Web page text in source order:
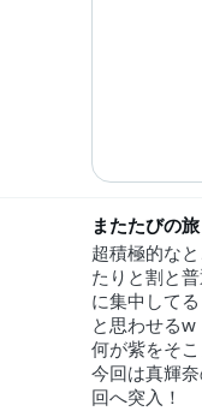
またたびの旅
超積極的な
たりと割と
に集中して
と思わせるw
何が紫をそ
今回は真輝
回へ突入！